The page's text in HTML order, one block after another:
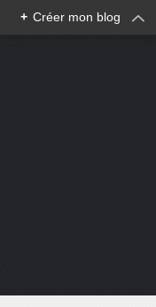
+ Créer mon blog